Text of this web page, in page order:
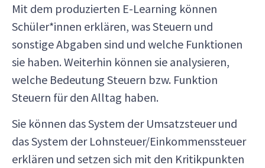
Mit dem produzierten E-Learning können
Schüler*innen erklären, was Steuern und
sonstige Abgaben sind und welche Funktionen
sie haben. Weiterhin können sie analysieren,
welche Bedeutung Steuern bzw. Funktion
Steuern für den Alltag haben.
Sie können das System der Umsatzsteuer und
das System der Lohnsteuer/Einkommenssteuer
erklären und setzen sich mit den Kritikpunkten